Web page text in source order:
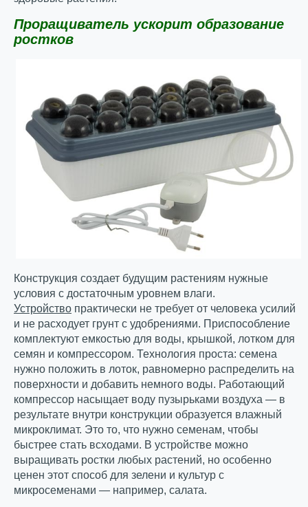
Проращиватель ускорит образование
ростков
Конструкция создает будущим растениям нужные
условия с достаточным уровнем влаги.
Устройство практически не требует от человека усилий
и не расходует грунт с удобрениями. Приспособление
комплектуют емкостью для воды, крышкой, лотком для
семян и компрессором. Технология проста: семена
нужно положить в лоток, равномерно распределить на
поверхности и добавить немного воды. Работающий
компрессор насыщает воду пузырьками воздуха — в
результате внутри конструкции образуется влажный
микроклимат. Это то, что нужно семенам, чтобы
быстрее стать всходами. В устройстве можно
выращивать ростки любых растений, но особенно
ценен этот способ для зелени и культур с
микросеменами — например, салата.